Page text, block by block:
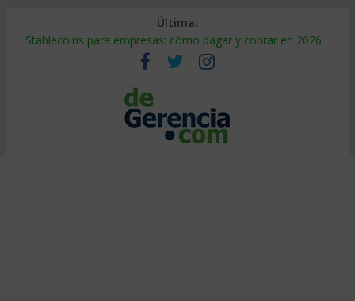
Última:
Stablecoins para empresas: cómo pagar y cobrar en 2026
Despido silencioso: qué es y por qué sale tan caro
IA en selección de personal: cómo auditarla a tiempo
Trabajo forzoso en la cadena de suministro: qué hacer
Mercado hispano de EE. UU.: cómo segmentarlo y venderle